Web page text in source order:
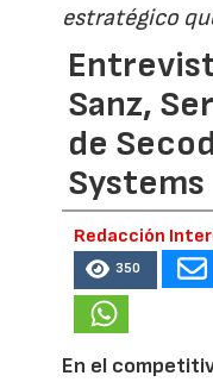
estratégico
Sanz,
de
Systems
Redacción
350
En el